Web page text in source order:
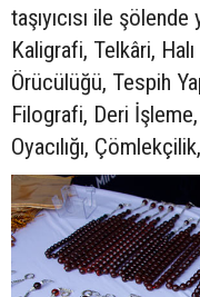
taşıyıcısı ile
Kaligrafi, Telkâri,
Örücülüğü, Tespih
Filografi, Deri
Oyacılığı,